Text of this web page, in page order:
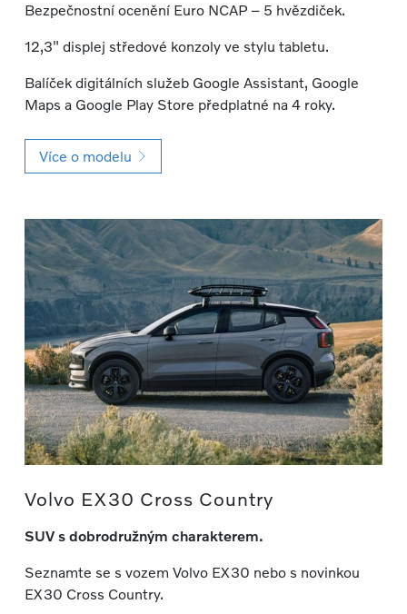
Bezpečnostní ocenění Euro NCAP – 5 hvězdiček.
12,3" displej středové konzoly ve stylu tabletu.
Balíček digitálních služeb Google Assistant, Google
Maps a Google Play Store předplatné na 4 roky.
Více o modelu
Volvo EX30 Cross Country
SUV s dobrodružným charakterem.
Seznamte se s vozem Volvo EX30 nebo s novinkou
EX30 Cross Country.